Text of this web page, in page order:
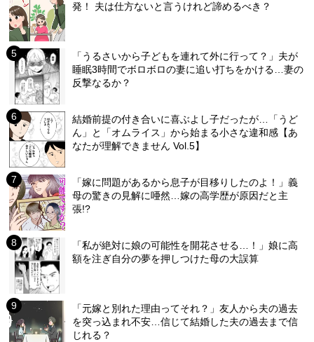
発！ 夫は仕方ないと言うけれど諦めるべき？
「うるさいから子どもを連れて外に行って？」夫が
睡眠3時間でボロボロの妻に追い打ちをかける…妻の
反撃なるか？
結婚前提の付き合いに喜ぶよし子だったが…「うど
ん」と「オムライス」から始まる小さな違和感【あ
なたが理解できません Vol.5】
「嫁に問題があるから息子が目移りしたのよ！」義
母の驚きの見解に唖然…嫁の高学歴が原因だと主
張!?
「私が絶対に娘の可能性を開花させる…！」娘に高
額を注ぎ自分の夢を押しつけた母の大誤算
「元嫁と別れた理由ってそれ？」友人から夫の過去
を突っ込まれ不安…信じて結婚した夫の過去まで信
じれる？